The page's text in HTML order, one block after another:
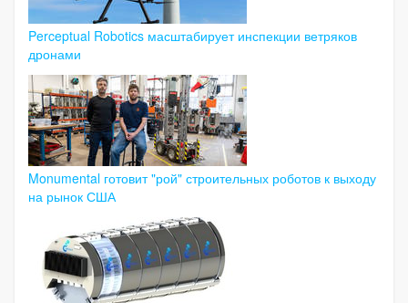
Perceptual Robotics масштабирует инспекции ветряков
дронами
Monumental готовит "рой" строительных роботов к выходу
на рынок США